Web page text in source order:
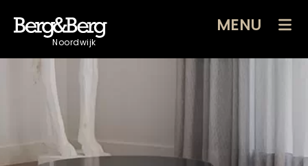
Noordwijk
MENU